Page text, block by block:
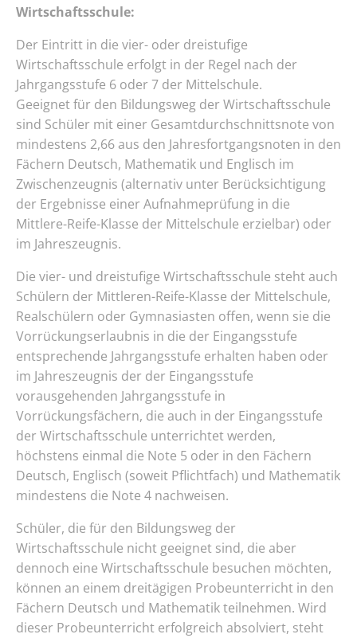
Wirtschaftsschule:
Der Eintritt in die vier- oder dreistufige
Wirtschaftsschule erfolgt in der Regel nach der
Jahrgangsstufe 6 oder 7 der Mittelschule.
Geeignet für den Bildungsweg der Wirtschaftsschule
sind Schüler mit einer Gesamtdurchschnittsnote von
mindestens 2,66 aus den Jahresfortgangsnoten in den
Fächern Deutsch, Mathematik und Englisch im
Zwischenzeugnis (alternativ unter Berücksichtigung
der Ergebnisse einer Aufnahmeprüfung in die
Mittlere-Reife-Klasse der Mittelschule erzielbar) oder
im Jahreszeugnis.
Die vier- und dreistufige Wirtschaftsschule steht auch
Schülern der Mittleren-Reife-Klasse der Mittelschule,
Realschülern oder Gymnasiasten offen, wenn sie die
Vorrückungserlaubnis in die der Eingangsstufe
entsprechende Jahrgangsstufe erhalten haben oder
im Jahreszeugnis der der Eingangsstufe
vorausgehenden Jahrgangsstufe in
Vorrückungsfächern, die auch in der Eingangsstufe
der Wirtschaftsschule unterrichtet werden,
höchstens einmal die Note 5 oder in den Fächern
Deutsch, Englisch (soweit Pflichtfach) und Mathematik
mindestens die Note 4 nachweisen.
Schüler, die für den Bildungsweg der
Wirtschaftsschule nicht geeignet sind, die aber
dennoch eine Wirtschaftsschule besuchen möchten,
können an einem dreitägigen Probeunterricht in den
Fächern Deutsch und Mathematik teilnehmen. Wird
dieser Probeunterricht erfolgreich absolviert, steht